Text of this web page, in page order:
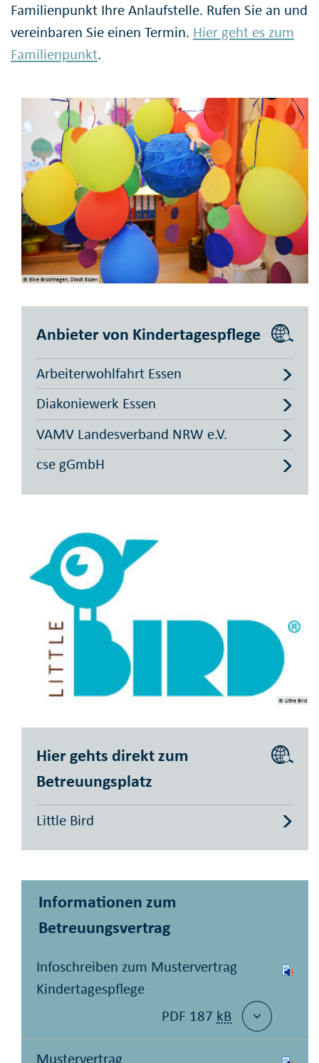
Familienpunkt Ihre Anlaufstelle. Rufen Sie an und
vereinbaren Sie einen Termin. Hier geht es zum
Familienpunkt.
© Elke Brochhagen, Stadt Essen
Anbieter von Kindertagespflege
Arbeiterwohlfahrt Essen
Diakoniewerk Essen
VAMV Landesverband NRW e.V.
cse gGmbH
© Little Bird
Hier gehts direkt zum
Betreuungsplatz
Little Bird
Informationen zum
Betreuungsvertrag
Infoschreiben zum Mustervertrag
Kindertagespflege
PDF 187 kB
Mustervertrag